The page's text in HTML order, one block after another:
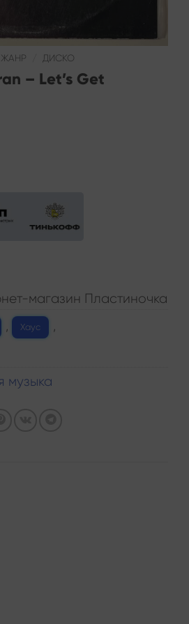
ЖАНР ДИСКО
– Let’s Get
магазин Пластиночка
, Хаус ,
музыка